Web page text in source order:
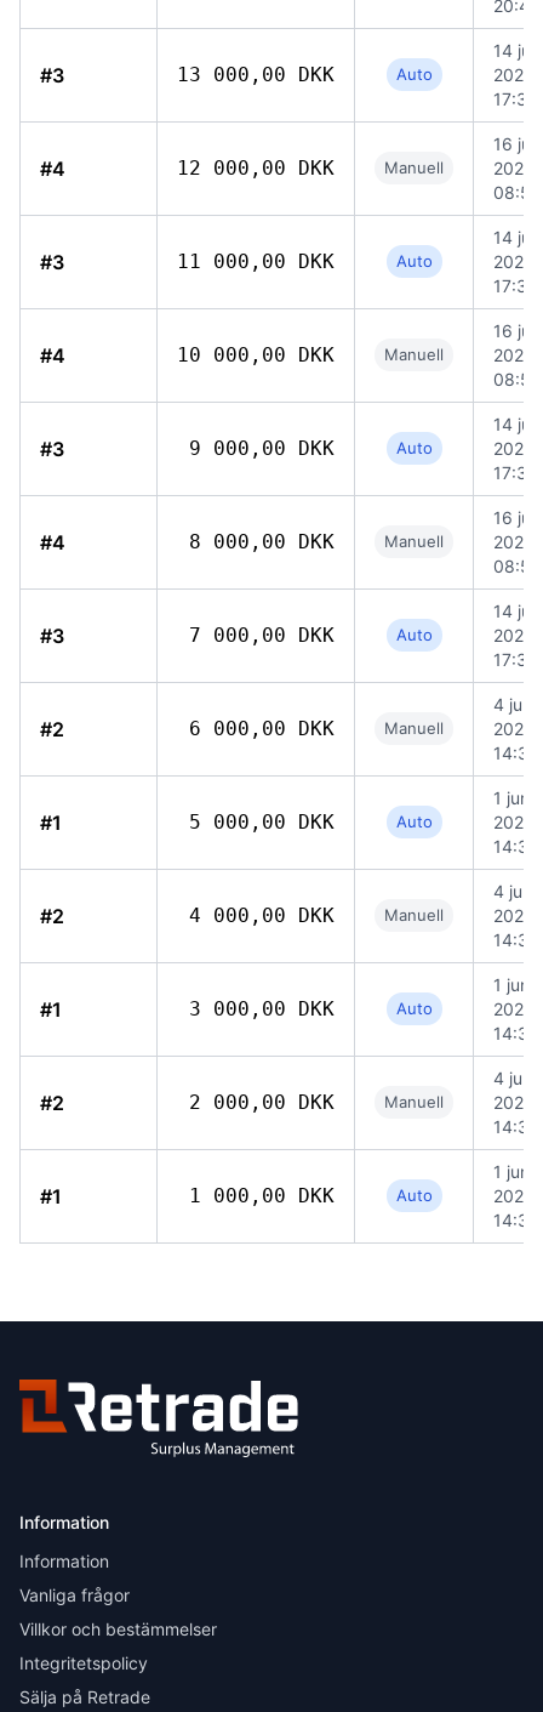
20:46
#3 13 000,00 DKK Auto
14 juni
2026
17:30
#4 12 000,00 DKK Manuell
16 juni
2026
08:54
#3 11 000,00 DKK Auto
14 juni
2026
17:30
#4 10 000,00 DKK Manuell
16 juni
2026
08:54
#3 9 000,00 DKK Auto
14 juni
2026
17:30
#4 8 000,00 DKK Manuell
16 juni
2026
08:54
#3 7 000,00 DKK Auto
14 juni
2026
17:30
#2 6 000,00 DKK Manuell
4 juni
2026
14:36
#1 5 000,00 DKK Auto
1 juni
2026
14:35
#2 4 000,00 DKK Manuell
4 juni
2026
14:36
#1 3 000,00 DKK Auto
1 juni
2026
14:35
#2 2 000,00 DKK Manuell
4 juni
2026
14:36
#1 1 000,00 DKK Auto
1 juni
2026
14:35
Information
Information
Vanliga frågor
Villkor och bestämmelser
Integritetspolicy
Sälja på Retrade